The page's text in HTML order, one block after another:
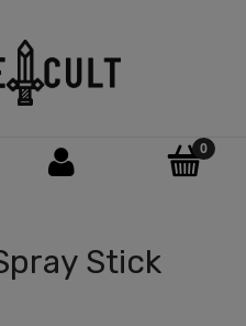
Stick